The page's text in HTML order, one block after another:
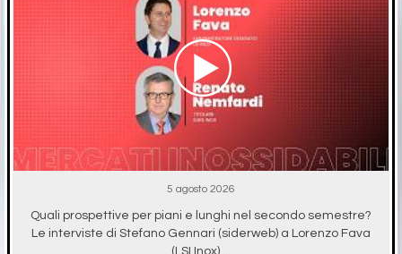
5 agosto 2026
Quali prospettive per piani e lunghi nel secondo semestre?
Le interviste di Stefano Gennari (siderweb) a Lorenzo Fava
(LSI Inox) ...